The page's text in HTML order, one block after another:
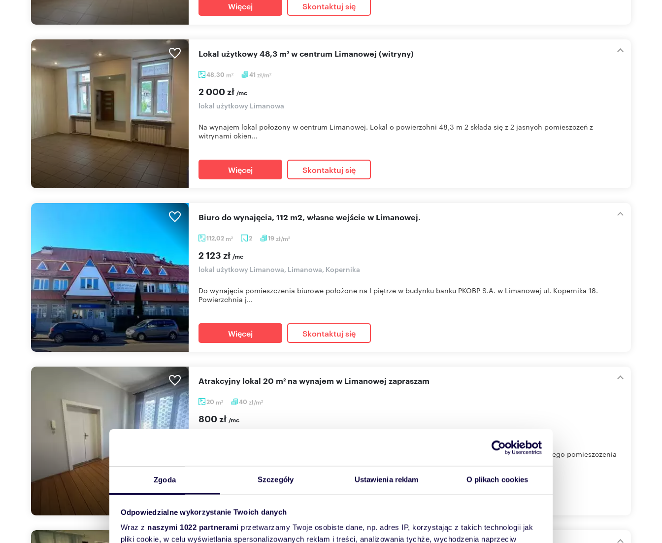
Zgoda Szczegóły Ustawienia reklam O plikach cookies
Odpowiedzialne wykorzystanie Twoich danych
Wraz z naszymi 1022 partnerami przetwarzamy Twoje osobiste dane, np. adres IP, korzystając z takich technologii jak
pliki cookie, w celu wyświetlania spersonalizowanych reklam i treści, analizowania tychże, wychodzenia naprzeciw
Więcej Skontaktuj się
48,30 m2 41 zł/m2
Lokal użytkowy 48,3 m² w centrum Limanowej (witryny)
2 000 zł /mc
lokal użytkowy Limanowa
Na wynajem lokal położony w centrum Limanowej. Lokal o powierzchni 48,3 m 2 składa się z 2 jasnych pomieszczeń z
witrynami okien...
Więcej Skontaktuj się
112,02 m2 2 19zł/m2
Biuro do wynajęcia, 112 m2, własne wejście w Limanowej.
2 123 zł /mc
lokal użytkowy Limanowa, Limanowa, Kopernika
Do wynajęcia pomieszczenia biurowe położone na I piętrze w budynku banku PKOBP S.A. w Limanowej ul. Kopernika 18.
Powierzchnia j...
Więcej Skontaktuj się
20 m2 40 zł/m2
Atrakcyjny lokal 20 m² na wynajem w Limanowej zapraszam
800 zł /mc
Na wynajem lokal w Limanowej o powierzchni 20 m 2 Lokal usytuowany jest na I piętrze i składa się z jednego pomieszczenia